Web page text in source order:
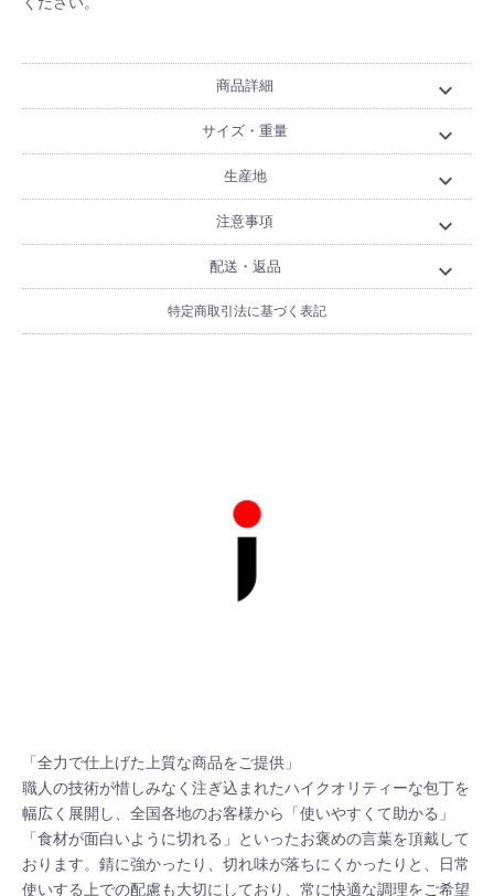
商品詳細 expand_more
サイズ・重量 expand_more
生産地 expand_more
注意事項 expand_more
配送・返品 expand_more
特定商取引法に基づく表記
「全力で仕上げた上質な商品をご提供」
職人の技術が惜しみなく注ぎ込まれたハイクオリティーな包丁を
幅広く展開し、全国各地のお客様から「使いやすくて助かる」
「食材が面白いように切れる」といったお褒めの言葉を頂戴して
おります。錆に強かったり、切れ味が落ちにくかったりと、日常
使いする上での配慮も大切にしており、常に快適な調理をご希望